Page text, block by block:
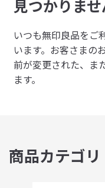
ッ
ト
ス
ト
ア
見つかりま
いつも無印良品をご
います。 お客さまの
前が変更された、ま
ます。
商品カテゴリ